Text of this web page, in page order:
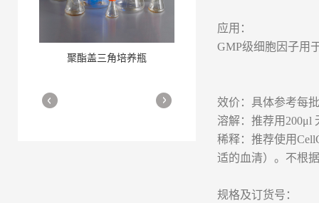
聚酯盖三角培养瓶
应用：
GMP级细胞因子用
效价：具体参考每
溶解：推荐用200μl
稀释：推荐使用
适的血清）。不根
规格及订货号：